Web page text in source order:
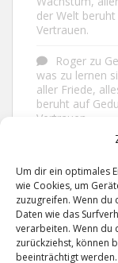
Um dir ein optimales
wie Cookies, um
zuzugreifen. Wenn
Daten wie das
verarbeiten. Wenn du
zurückziehst, können
beeinträchtigt werden.
der Welt
Vertrauen.
Roger zu
was zu lernen
aller Friede,
beruht auf
Vertrauen.
Gridzu
sagt, was man
und über den